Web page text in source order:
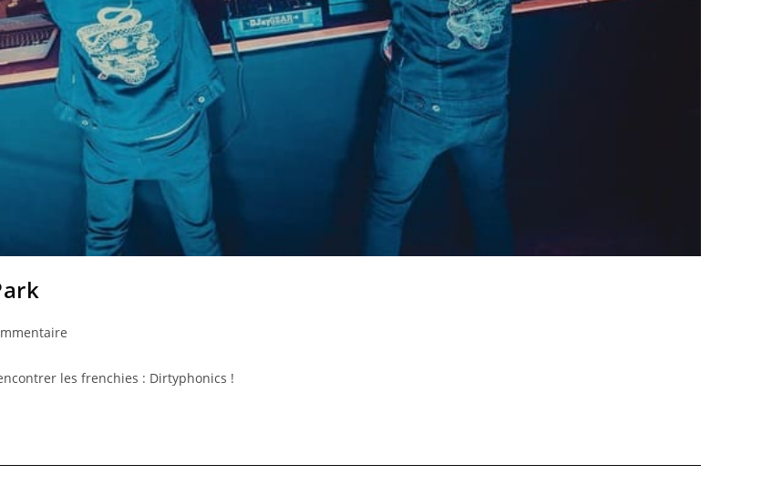
les frenchies : Dirtyphonics !